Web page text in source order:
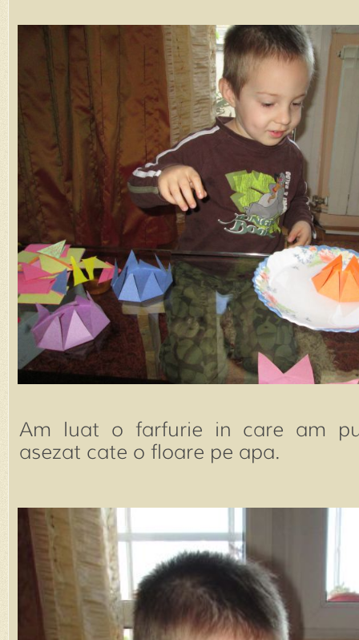
Am luat o farfurie in care am
asezat cate o floare pe apa.